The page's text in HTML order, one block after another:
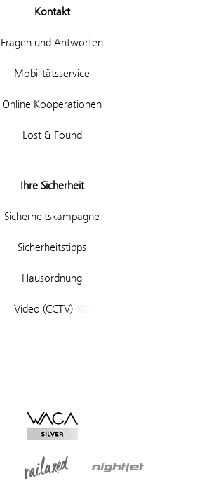
Kontakt
Fragen und Antworten
Mobilitätsservice
Online Kooperationen
Lost & Found
Ihre Sicherheit
Sicherheitskampagne
Sicherheitstipps
Hausordnung
Video (CCTV)